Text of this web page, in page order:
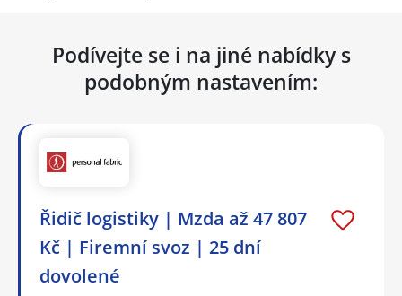
Podívejte se i na jiné nabídky s
podobným nastavením:
Řidič logistiky | Mzda až 47 807
Kč | Firemní svoz | 25 dní
dovolené